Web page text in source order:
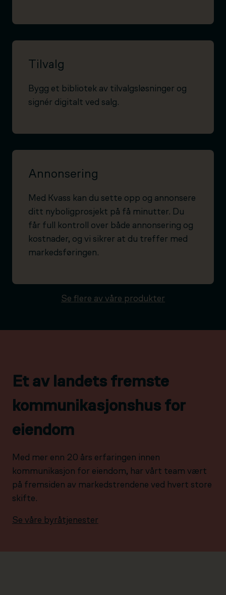
Tilvalg
Bygg et bibliotek av tilvalgsløsninger og
signér digitalt ved salg.
Annonsering
Med Kvass kan du sette opp og annonsere
ditt nyboligprosjekt på få minutter. Du
får full kontroll over både annonsering og
kostnader, og vi sikrer at du treffer med
markedsføringen.
Se flere av våre produkter
Et av landets fremste
kommunikasjonshus for
eiendom
Med mer enn 20 års erfaringen innen
kommunikasjon for eiendom, har vårt team vært
på fremsiden av markedstrendene ved hvert store
skifte.
Se våre byråtjenester